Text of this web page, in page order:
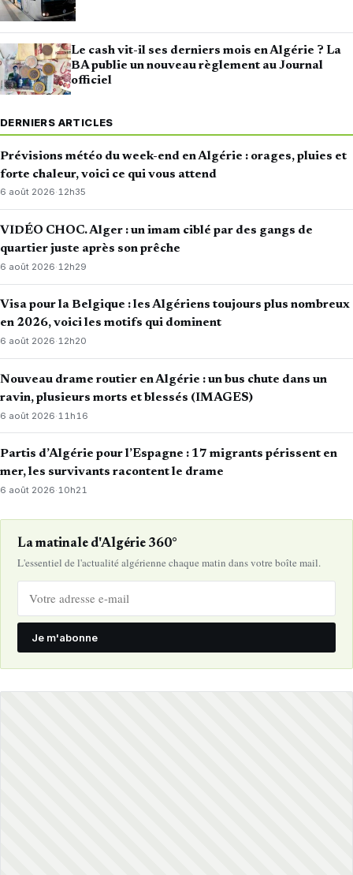
Le cash vit-il ses derniers mois en Algérie ? La
BA publie un nouveau règlement au Journal
officiel
DERNIERS ARTICLES
Prévisions météo du week-end en Algérie : orages, pluies et
forte chaleur, voici ce qui vous attend
6 août 2026·12h35
VIDÉO CHOC. Alger : un imam ciblé par des gangs de
quartier juste après son prêche
6 août 2026· 12h29
Visa pour la Belgique : les Algériens toujours plus nombreux
en 2026, voici les motifs qui dominent
6 août 2026·12h20
Nouveau drame routier en Algérie : un bus chute dans un
ravin, plusieurs morts et blessés (IMAGES)
6 août 2026· 11h16
Partis d’Algérie pour l’Espagne : 17 migrants périssent en
mer, les survivants racontent le drame
6 août 2026·10h21
La matinale d'Algérie 360°
L'essentiel de l'actualité algérienne chaque matin dans votre boîte mail.
Je m'abonne